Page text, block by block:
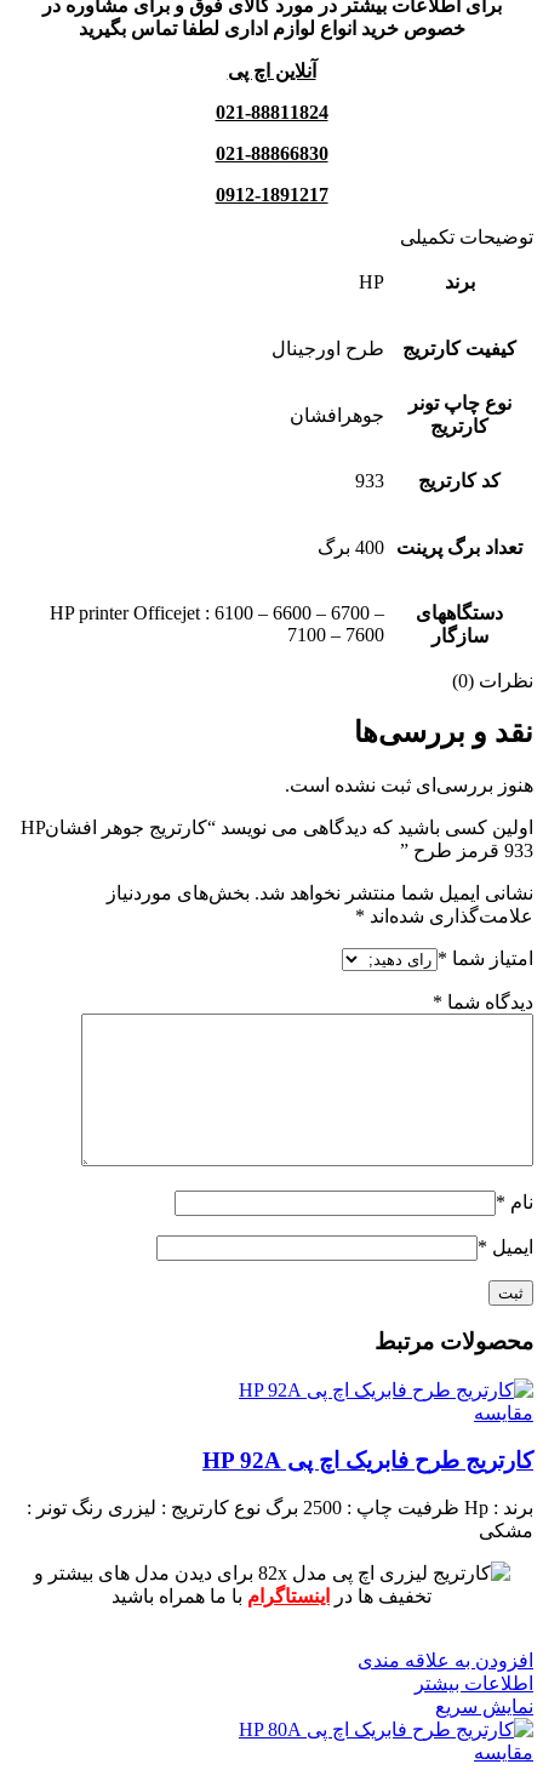
برای اطلاعات بیشتر در مورد کالای فوق و برای مشاوره در
خصوص خرید انواع لوازم اداری لطفا تماس بگیرید
آنلاین اچ پی
021-88811824
021-88866830
0912-1891217
توضیحات تکمیلی
برند HP
کیفیت کارتریج طرح اورجینال
نوع چاپ تونر
کارتریج
جوهرافشان
کد کارتریج 933
تعداد برگ پرینت 400 برگ
دستگاههای
سازگار
HP printer Officejet : 6100 – 6600 – 6700 –
7100 – 7600
نظرات (0)
نقد و بررسی‌ها
هنوز بررسی‌ای ثبت نشده است.
اولین کسی باشید که دیدگاهی می نویسد “کارتریج جوهر افشانHP
933 قرمز طرح ”
نشانی ایمیل شما منتشر نخواهد شد. بخش‌های موردنیاز
علامت‌گذاری شده‌اند *
امتیاز شما *
دیدگاه شما *
نام *
ایمیل *
محصولات مرتبط
مقايسه
کارتریج طرح فابریک اچ پی HP 92A
برند : Hp ظرفیت چاپ : 2500 برگ نوع کارتریج : لیزری رنگ تونر :
مشکی
برای دیدن مدل های بیشتر و
تخفیف ها در
اینستاگرام با ما همراه باشید
افزودن به علاقه مندی
اطلاعات بیشتر
نمایش سریع
مقايسه